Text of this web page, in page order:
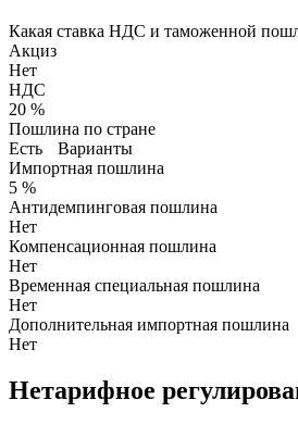
Какая ставка НДС и таможенной
Акциз
Нет
НДС
20 %
Пошлина по стране
Есть
Варианты
Импортная пошлина
5 %
Антидемпинговая пошлина
Нет
Компенсационная пошлина
Нет
Временная специальная пошлина
Нет
Дополнительная импортная пошлина
Нет
Нетарифное